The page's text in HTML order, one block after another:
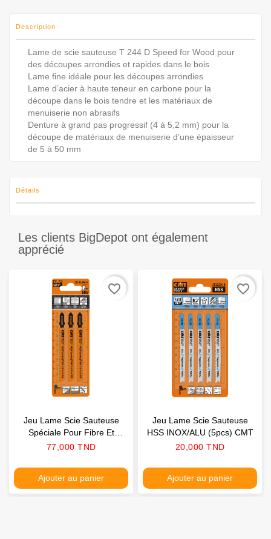
Description
Lame de scie sauteuse T 244 D Speed for Wood pour
des découpes arrondies et rapides dans le bois
Lame fine idéale pour les découpes arrondies
Lame d’acier à haute teneur en carbone pour la
découpe dans le bois tendre et les matériaux de
menuiserie non abrasifs
Denture à grand pas progressif (4 à 5,2 mm) pour la
découpe de matériaux de menuiserie d’une épaisseur
de 5 à 50 mm
Détails
Les clients BigDepot ont également
apprécié
Jeu Lame Scie Sauteuse
Spéciale Pour Fibre Et
Plastiques (3pcs) CMT
Prix
77,000 TND
Ajouter au panier
favorite_border
Jeu Lame Scie Sauteuse
HSS INOX/ALU (5pcs) CMT
Prix
20,000 TND
Ajouter au panier
favorite_border